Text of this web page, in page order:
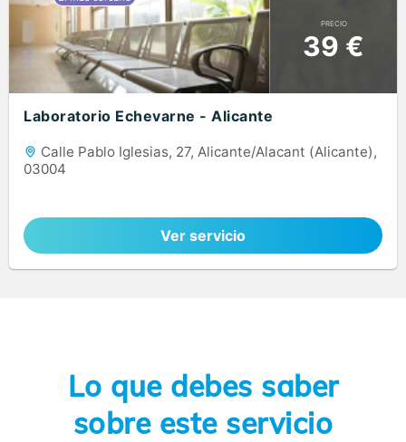
PRECIO
39 €
Laboratorio Echevarne - Alicante
Calle Pablo Iglesias, 27, Alicante/Alacant (Alicante),
03004
Ver servicio
Lo que debes saber
sobre este servicio